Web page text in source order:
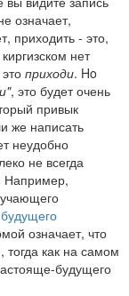
означает,
приходить - это,
нет
приходи. Ho
, это будет очень
привык
же написать
неудобно
не всегда
Например,
означает, что
как на самом
будущего